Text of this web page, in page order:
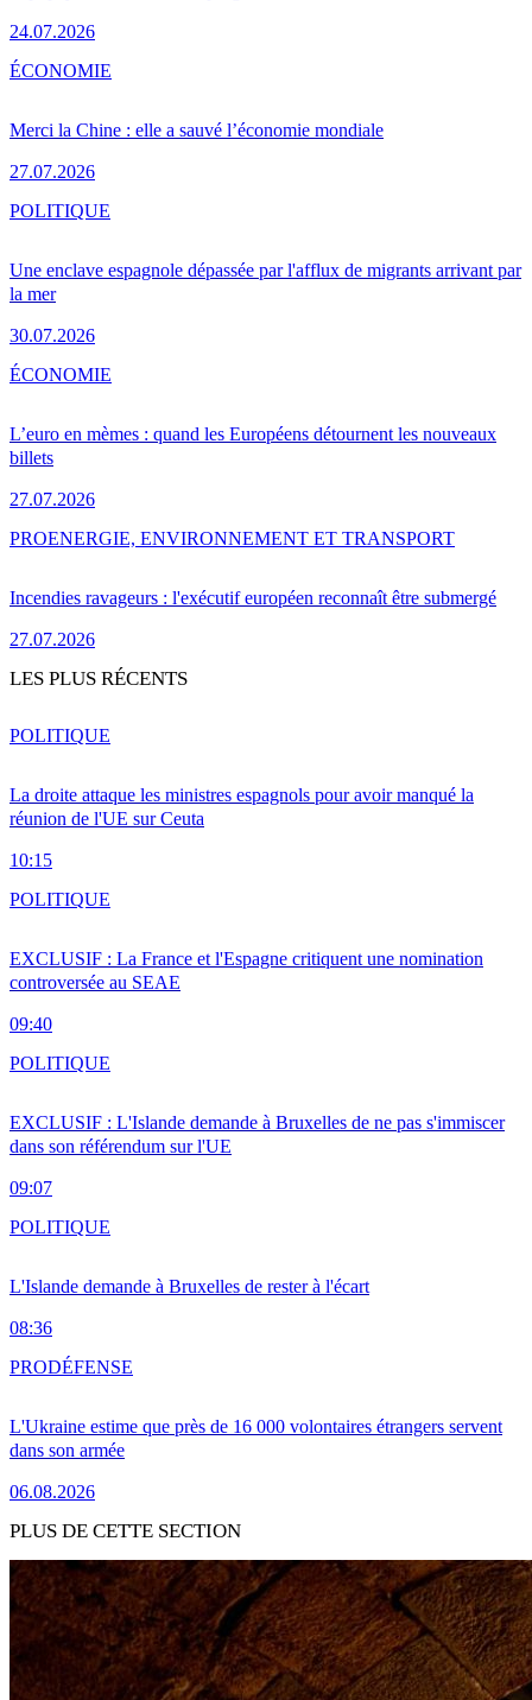
24.07.2026
Merci la Chine : elle a sauvé l’économie mondiale
27.07.2026
ÉCONOMIE
Une enclave espagnole dépassée par l'afflux de migrants arrivant par
la mer
30.07.2026
POLITIQUE
L’euro en mèmes : quand les Européens détournent les nouveaux
billets
27.07.2026
ÉCONOMIE
Incendies ravageurs : l'exécutif européen reconnaît être submergé
27.07.2026
PROENERGIE, ENVIRONNEMENT ET TRANSPORT
LES PLUS RÉCENTS
La droite attaque les ministres espagnols pour avoir manqué la
réunion de l'UE sur Ceuta
10:15
POLITIQUE
EXCLUSIF : La France et l'Espagne critiquent une nomination
controversée au SEAE
09:40
POLITIQUE
EXCLUSIF : L'Islande demande à Bruxelles de ne pas s'immiscer
dans son référendum sur l'UE
09:07
POLITIQUE
L'Islande demande à Bruxelles de rester à l'écart
08:36
POLITIQUE
L'Ukraine estime que près de 16 000 volontaires étrangers servent
dans son armée
06.08.2026
PRODÉFENSE
PLUS DE CETTE SECTION